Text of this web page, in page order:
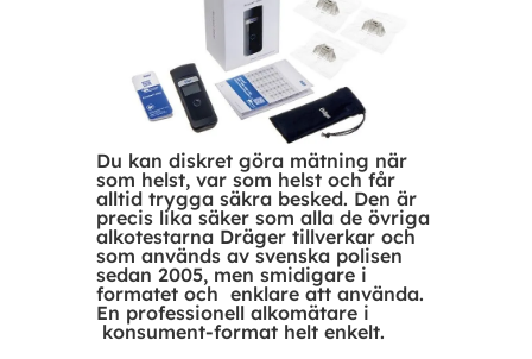
Du kan diskret göra mätning när
som helst, var som helst och får
alltid trygga säkra besked. Den är
precis lika säker som alla de övriga
alkotestarna Dräger tillverkar och
som används av svenska polisen
sedan 2005, men smidigare i
formatet och enklare att använda.
En professionell alkomätare i
konsument-format helt enkelt.